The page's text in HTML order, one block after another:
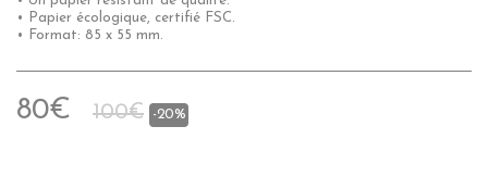
• Papier écologique, certifié FSC.
• Format: 85 x 55 mm.
80€ 100€ -20%